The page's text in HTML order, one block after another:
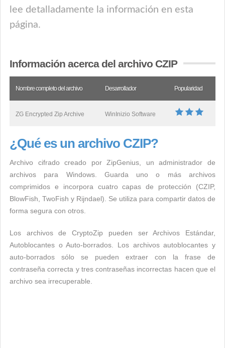
lee detalladamente la información en esta
página.
Información acerca del archivo CZIP
Nombre completo del archivo Desarrollador Popularidad
ZG Encrypted Zip Archive WinInizio Software
¿Qué es un archivo CZIP?
Archivo cifrado creado por ZipGenius, un administrador de
archivos para Windows. Guarda uno o más archivos
comprimidos e incorpora cuatro capas de protección (CZIP,
BlowFish, TwoFish y Rijndael). Se utiliza para compartir datos de
forma segura con otros.
Los archivos de CryptoZip pueden ser Archivos Estándar,
Autoblocantes o Auto-borrados. Los archivos autoblocantes y
auto-borrados sólo se pueden extraer con la frase de
contraseña correcta y tres contraseñas incorrectas hacen que el
archivo sea irrecuperable.